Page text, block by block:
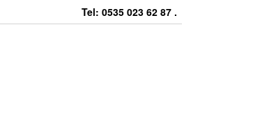
Tel: 0535 023 62 87 .